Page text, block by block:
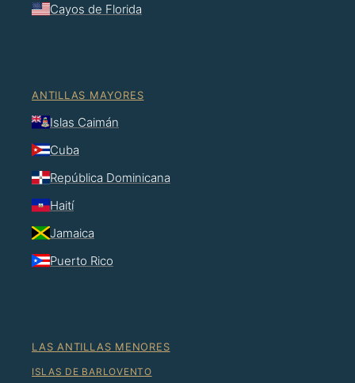
Cayos de Florida
ANTILLAS MAYORES
Islas Caimán
Cuba
República Dominicana
Haití
Jamaica
Puerto Rico
LAS ANTILLAS MENORES
ISLAS DE BARLOVENTO